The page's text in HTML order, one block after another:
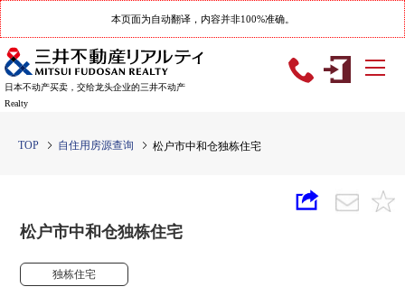
本页面为自动翻译，内容并非100%准确。
日本不动产买卖，交给龙头企业的三井不动产
Realty
TOP 自住用房源查询 松户市中和仓独栋住宅
松户市中和仓独栋住宅
独栋住宅